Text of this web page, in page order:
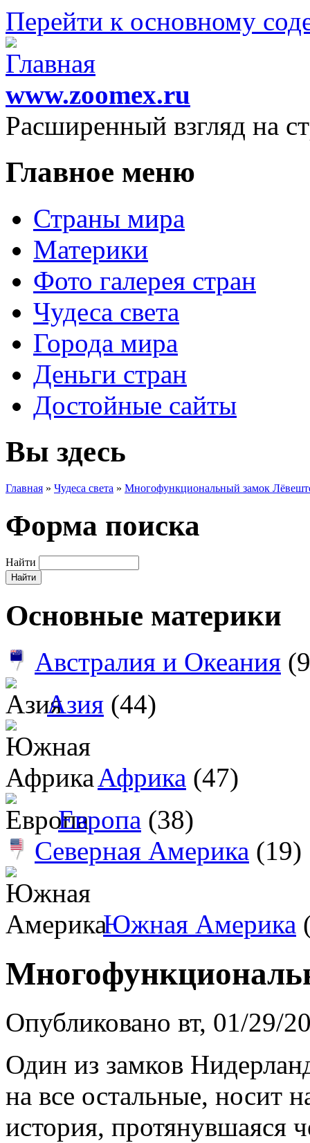
Перейти к основному
www.zoomex.ru
Расширенный взгляд на
Главное меню
Страны мира
Материки
Фото галерея стран
Чудеса света
Города мира
Деньги стран
Достойные сайты
Вы здесь
Главная » Чудеса света » Многофункциональный замок
Форма поиска
Найти
Основные материки
Австралия и Океания
Азия (44)
Африка (47)
Европа (38)
Северная Америка (19)
Южная Америка
Опубликовано вт, 01/29/
Один из замков
на все остальные, носит
история, протянувшаяся